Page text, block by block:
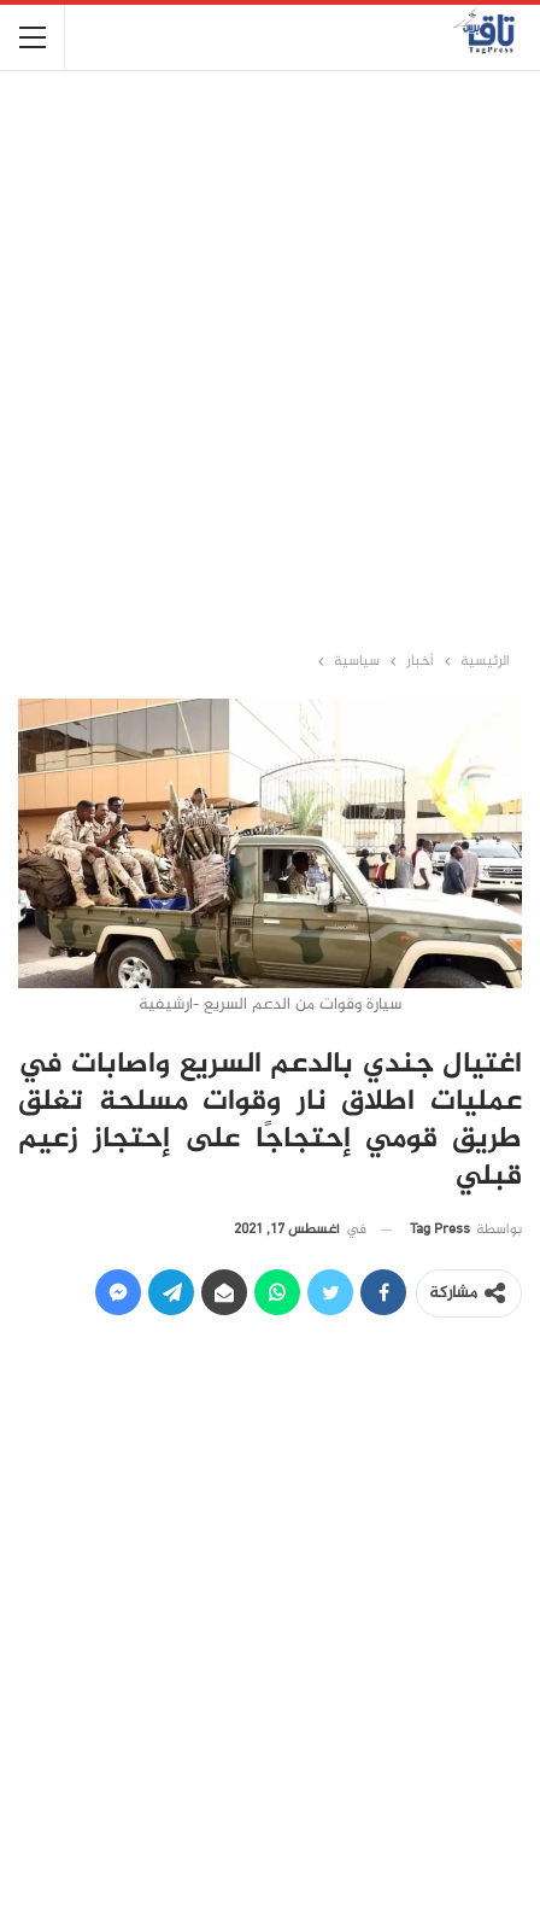
الرئيسية أخبار سياسية
سيارة وقوات من الدعم السريع -ارشيفية
اغتيال جندي بالدعم السريع واصابات في
عمليات اطلاق نار وقوات مسلحة تغلق
طريق قومي إحتجاجًا على إحتجاز زعيم
قبلي
بواسطة Tag Press في أغسطس 17, 2021
مشاركة